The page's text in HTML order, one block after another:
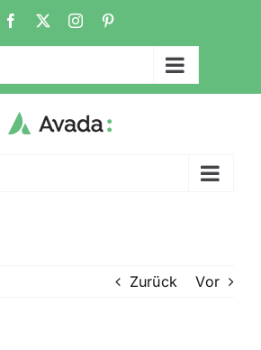
Facebook Instagram
Zurück Vor